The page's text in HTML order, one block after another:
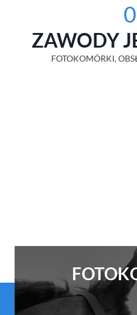
ZAWODY
FOTOKOMÓRKI,